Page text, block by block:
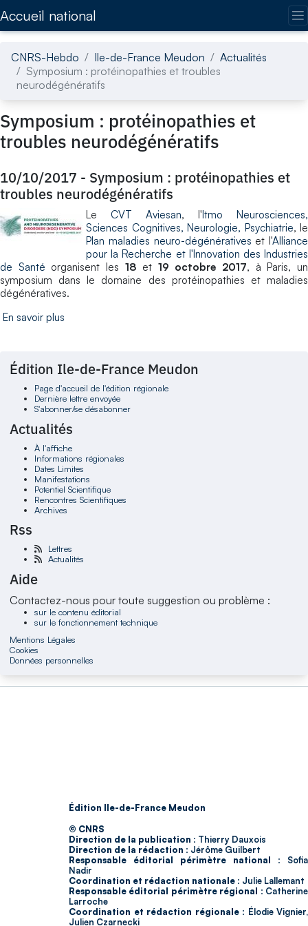
Accueil national
CNRS-Hebdo Ile-de-France Meudon
Actualités
Symposium : protéinopathies et troubles
neurodégénératifs
Symposium : protéinopathies et
troubles neurodégénératifs
10/10/2017 - Symposium : protéinopathies et
troubles neurodégénératifs
Le CVT Aviesan, l'Itmo Neurosciences,
Sciences Cognitives, Neurologie, Psychiatrie, le
Plan maladies neuro-dégénératives et l'Alliance
pour la Recherche et l'Innovation des Industries
de Santé organisent les 18 et 19 octobre 2017, à Paris, un
symposium dans le domaine des protéinopathies et maladies
dégénératives.
En savoir plus
Édition Ile-de-France Meudon
Page d'accueil de l'édition régionale
Dernière lettre envoyée
S'abonner/se désabonner
Actualités
À l'affiche
Informations régionales
Dates Limites
Manifestations
Potentiel Scientifique
Rencontres Scientifiques
Archives
Rss
Lettres
Actualités
Aide
Contactez-nous pour toute suggestion ou problème :
sur le contenu éditorial
sur le fonctionnement technique
Mentions Légales
Cookies
Données personnelles
Édition Ile-de-France Meudon
© CNRS
Direction de la publication : Thierry Dauxois
Direction de la rédaction : Jérôme Guilbert
Responsable éditorial périmètre national : Sofia
Nadir
Coordination et rédaction nationale : Julie Lallemant
Responsable éditorial périmètre régional : Catherine
Larroche
Coordination et rédaction régionale : Élodie Vignier,
Julien Czarnecki